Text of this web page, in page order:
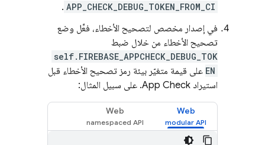
APP_CHECK_DEBUG_TOKEN_FROM_CI
.
في إصدار مخصص لتصحيح الأخطاء، فعِّل وضع
تصحيح الأخطاء من خلال ضبط
self.FIREBASE_APPCHECK_DEBUG_TOK
EN على قيمة متغيّر بيئة رمز تصحيح الأخطاء قبل
استيراد App Check. على سبيل المثال:
Web
Web